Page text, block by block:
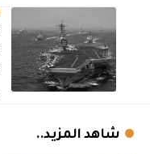
شاهد المزيد..